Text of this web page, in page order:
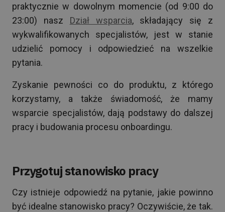
praktycznie w dowolnym momencie (od 9:00 do
23:00) nasz Dział wsparcia, składający się z
wykwalifikowanych specjalistów, jest w stanie
udzielić pomocy i odpowiedzieć na wszelkie
pytania.
Zyskanie pewności co do produktu, z którego
korzystamy, a także świadomość, że mamy
wsparcie specjalistów, dają podstawy do dalszej
pracy i budowania procesu onboardingu.
Przygotuj stanowisko pracy
Czy istnieje odpowiedź na pytanie, jakie powinno
być idealne stanowisko pracy? Oczywiście, że tak.